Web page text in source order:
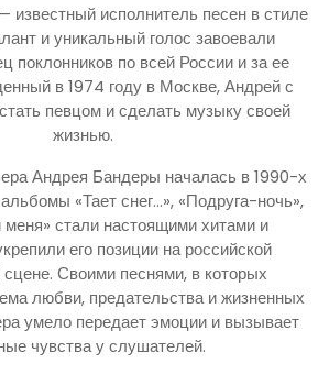
известный исполнитель песен в стиле
и уникальный голос завоевали
поклонников по всей России и за ее
в 1974 году в Москве, Андрей с
певцом и сделать музыку своей
жизнью.
Андрея Бандеры началась в 1990-х
«Тает снег…», «Подруга-ночь»,
стали настоящими хитами и
его позиции на российской
Своими песнями, в которых
любви, предательства и жизненных
умело передает эмоции и вызывает
чувства у слушателей.